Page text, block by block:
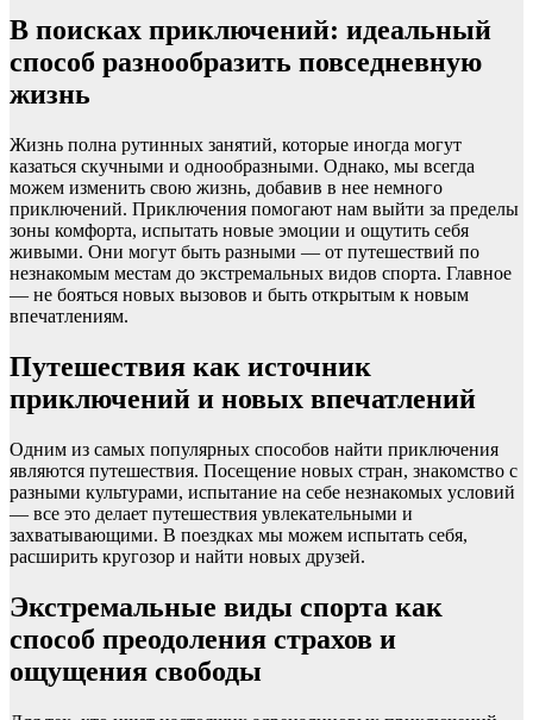
В поисках приключений: идеальный
способ разнообразить повседневную
жизнь
Жизнь полна рутинных занятий, которые иногда могут
казаться скучными и однообразными. Однако, мы всегда
можем изменить свою жизнь, добавив в нее немного
приключений. Приключения помогают нам выйти за пределы
зоны комфорта, испытать новые эмоции и ощутить себя
живыми. Они могут быть разными — от путешествий по
незнакомым местам до экстремальных видов спорта. Главное
— не бояться новых вызовов и быть открытым к новым
впечатлениям.
Путешествия как источник
приключений и новых впечатлений
Одним из самых популярных способов найти приключения
являются путешествия. Посещение новых стран, знакомство с
разными культурами, испытание на себе незнакомых условий
— все это делает путешествия увлекательными и
захватывающими. В поездках мы можем испытать себя,
расширить кругозор и найти новых друзей.
Экстремальные виды спорта как
способ преодоления страхов и
ощущения свободы